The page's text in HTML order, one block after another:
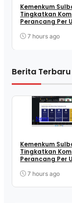
Kemenkum
Tingkatkan
Perancang Per
Berkualitas
7 hours ago
Berita Terbaru
News
Kemenkum
Tingkatkan
Perancang Per
Berkualitas
7 hours ago